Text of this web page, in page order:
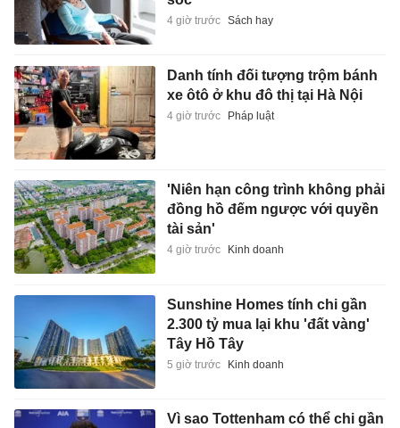
4 giờ trước Sách hay
Danh tính đối tượng trộm bánh
xe ôtô ở khu đô thị tại Hà Nội
4 giờ trước Pháp luật
'Niên hạn công trình không phải
đồng hồ đếm ngược với quyền
tài sản'
4 giờ trước Kinh doanh
Sunshine Homes tính chi gần
2.300 tỷ mua lại khu 'đất vàng'
Tây Hồ Tây
5 giờ trước Kinh doanh
Vì sao Tottenham có thể chi gần